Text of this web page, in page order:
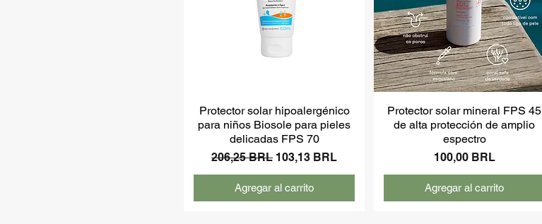
Protector solar hipoalergénico
para niños Biosole para pieles
delicadas FPS 70
Precio
206,25 BRL Precio de oferta
103,13 BRL
Agregar al carrito
Protector solar mineral FPS 45
de alta protección de amplio
espectro
Precio
100,00 BRL
Agregar al carrito